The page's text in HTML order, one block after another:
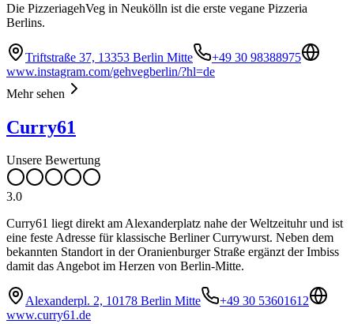
Die PizzeriagehVeg in Neukölln ist die erste vegane Pizzeria
Berlins.
Triftstraße 37, 13353 Berlin Mitte
+49 30 98388975
www.instagram.com/gehvegberlin/?hl=de
Mehr sehen
Curry61
Unsere Bewertung
3.0
Curry61 liegt direkt am Alexanderplatz nahe der Weltzeituhr und ist
eine feste Adresse für klassische Berliner Currywurst. Neben dem
bekannten Standort in der Oranienburger Straße ergänzt der Imbiss
damit das Angebot im Herzen von Berlin-Mitte.
Alexanderpl. 2, 10178 Berlin Mitte
+49 30 53601612
www.curry61.de